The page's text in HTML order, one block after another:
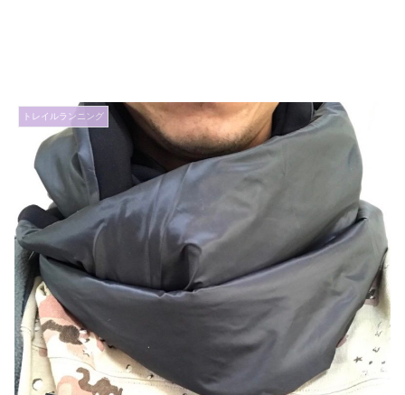
トレイルランニング